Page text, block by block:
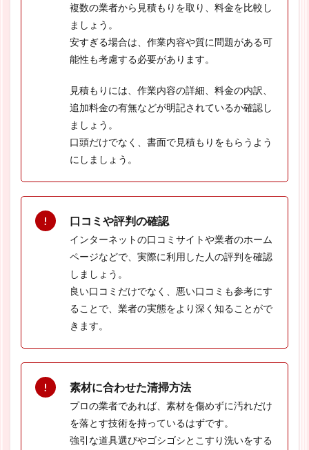
複数の業者から見積もりを取り、料金を比較し
ましょう。
安すぎる場合は、作業内容や質に問題がある可
能性も考慮する必要があります。
見積もりには、作業内容の詳細、料金の内訳、
追加料金の有無などが明記されているか確認し
ましょう。
口頭だけでなく、書面で見積もりをもらうよう
にしましょう。
口コミや評判の確認
インターネットの口コミサイトや業者のホーム
ページなどで、実際に利用した人の評判を確認
しましょう。
良い口コミだけでなく、悪い口コミも参考にす
ることで、業者の実態をより深く知ることがで
きます。
素材に合わせた清掃方法
プロの業者であれば、素材を傷めずに汚れだけ
を落とす技術を持っているはずです。
強引な道具選びやゴシゴシとこすり洗いをする